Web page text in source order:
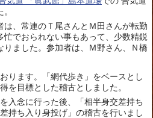
は、常連のＴ尾さんとＭ田さんが転勤
忙でおられない事もあって、少数精鋭
りました。参加者は、Ｍ野さん、Ｎ橋
ります。「網代歩き」をベースとし
を目標とした稽古としました。
入念に行った後、「相半身交差持ち
持ち入り身投げ」の稽古を行いまし